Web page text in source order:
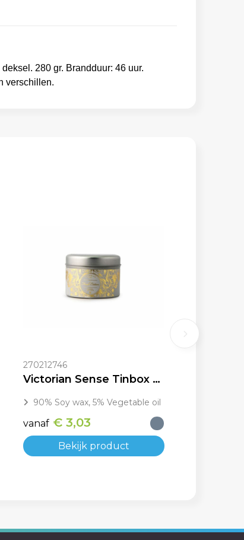
280 gr. Brandduur: 46 uur.
verschillen.
270212746
Victorian Sense Tinbox Fresh Cotton geurkaars
90% Soy wax, 5% Vegetable oil
vanaf € 3,03
Bekijk product